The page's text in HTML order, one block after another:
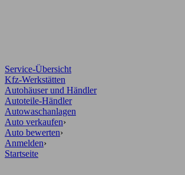
Service-Übersicht
Kfz-Werkstätten
Autohäuser und Händler
Autoteile-Händler
Autowaschanlagen
Auto verkaufen›
Auto bewerten›
Anmelden›
Startseite